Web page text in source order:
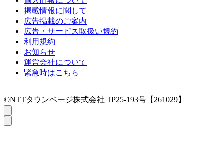
掲載情報に関して
広告掲載のご案内
広告・サービス取扱い規約
利用規約
お知らせ
運営会社について
緊急時はこちら
©NTTタウンページ株式会社 TP25-193号【261029】